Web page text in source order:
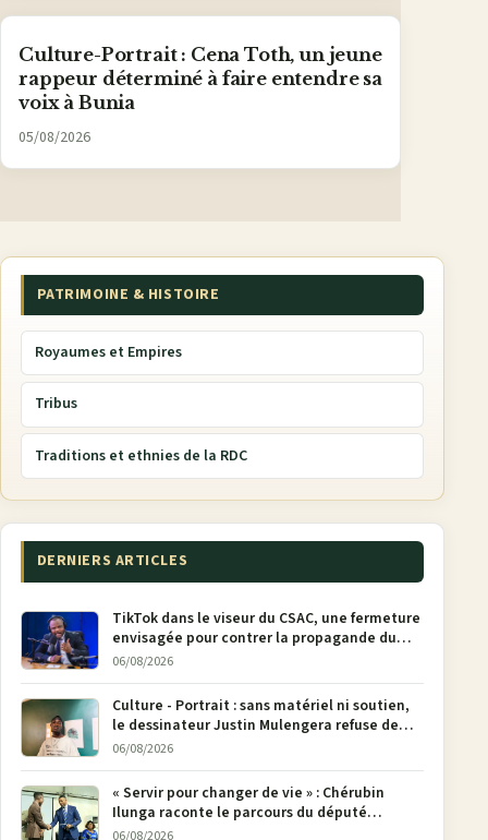
Culture-Portrait : Cena Toth, un jeune
rappeur déterminé à faire entendre sa
voix à Bunia
05/08/2026
PATRIMOINE & HISTOIRE
Royaumes et Empires
Tribus
Traditions et ethnies de la RDC
DERNIERS ARTICLES
TikTok dans le viseur du CSAC, une fermeture
envisagée pour contrer la propagande du
M23
06/08/2026
Culture - Portrait : sans matériel ni soutien,
le dessinateur Justin Mulengera refuse de
poser son crayon
06/08/2026
« Servir pour changer de vie » : Chérubin
Ilunga raconte le parcours du député
national Jethro Muyombi Tshimbu en 137
06/08/2026